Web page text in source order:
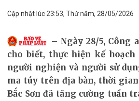
Cập nhật lúc 23:53, Thứ năm, 28/05/2026
Ngày 28/5, Công
cho biết, thực hiện kế
người nghiện và người sử
ma túy trên địa bàn, thời
Bắc Sơn đã tăng cường tuần